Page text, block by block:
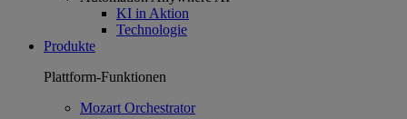
KI in Aktion
Technologie
Produkte
Plattform-Funktionen
Mozart Orchestrator